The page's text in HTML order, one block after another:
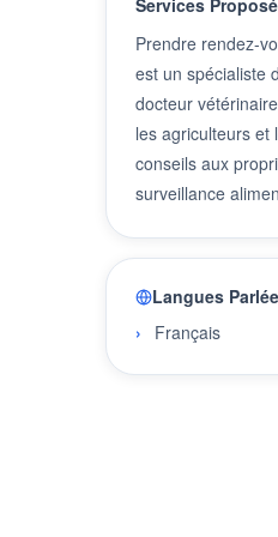
Services
Prendre rendez-
est un spécialiste
docteur
les agriculteurs et
conseils aux
surveillance
Langues
Français